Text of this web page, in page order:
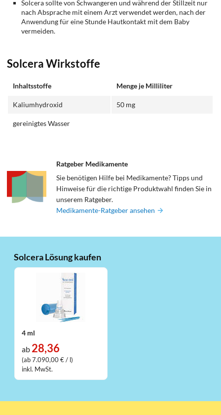
Solcera sollte von Schwangeren und während der Stillzeit nur
nach Absprache mit einem Arzt verwendet werden, nach der
Anwendung für eine Stunde Hautkontakt mit dem Baby
vermeiden.
Solcera Wirkstoffe
Inhaltsstoffe Menge je Milliliter
Kaliumhydroxid 50 mg
gereinigtes Wasser
Ratgeber Medikamente
Sie benötigen Hilfe bei Medikamente? Tipps und
Hinweise für die richtige Produktwahl finden Sie in
unserem Ratgeber.
Medikamente-Ratgeber ansehen
Solcera Lösung kaufen
4 ml
ab 28,36
(ab 7.090,00 € / l)
inkl. MwSt.